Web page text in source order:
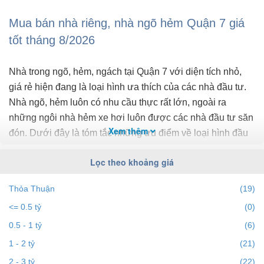
Mua bán nhà riêng, nhà ngõ hẻm Quận 7 giá
tốt tháng 8/2026
Nhà trong ngõ, hẻm, ngách tại Quận 7 với diện tích nhỏ,
giá rẻ hiện đang là loại hình ưa thích của các nhà đầu tư.
Nhà ngõ, hẻm luôn có nhu cầu thực rất lớn, ngoài ra
những ngôi nhà hẻm xe hơi luôn được các nhà đầu tư săn
đón. Dưới đây là tóm tắc những ưu điểm về loại hình đầu
Quận 7 có giá thành thấp hơn so với nhà phố mặt tiền
đường.
Thanh khoản tốt, nhu cầu cao:
Cùng với tốt độ đô thị
hóa mạnh, dân cư ngày càng đông nên nhà riêng phù
Xem thêm
Lọc theo khoảng giá
Thỏa Thuận
(19)
<= 0.5 tỷ
(0)
0.5 - 1 tỷ
(6)
1 - 2 tỷ
(21)
2 - 3 tỷ
(22)